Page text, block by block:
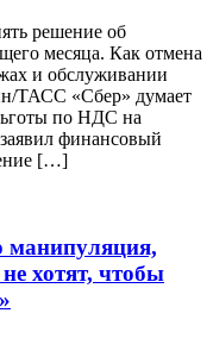
решение об
месяца. Как отмена
и обслуживании
ТАСС «Сбер» думает
по НДС на
финансовый
[…]
манипуляция,
хотят, чтобы